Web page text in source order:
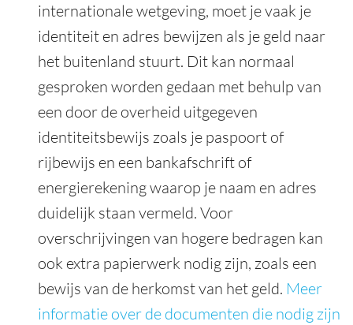
internationale wetgeving, moet je vaak je
identiteit en adres bewijzen als je geld naar
het buitenland stuurt. Dit kan normaal
gesproken worden gedaan met behulp van
een door de overheid uitgegeven
identiteitsbewijs zoals je paspoort of
rijbewijs en een bankafschrift of
energierekening waarop je naam en adres
duidelijk staan vermeld. Voor
overschrijvingen van hogere bedragen kan
ook extra papierwerk nodig zijn, zoals een
bewijs van de herkomst van het geld. Meer
informatie over de documenten die nodig zijn